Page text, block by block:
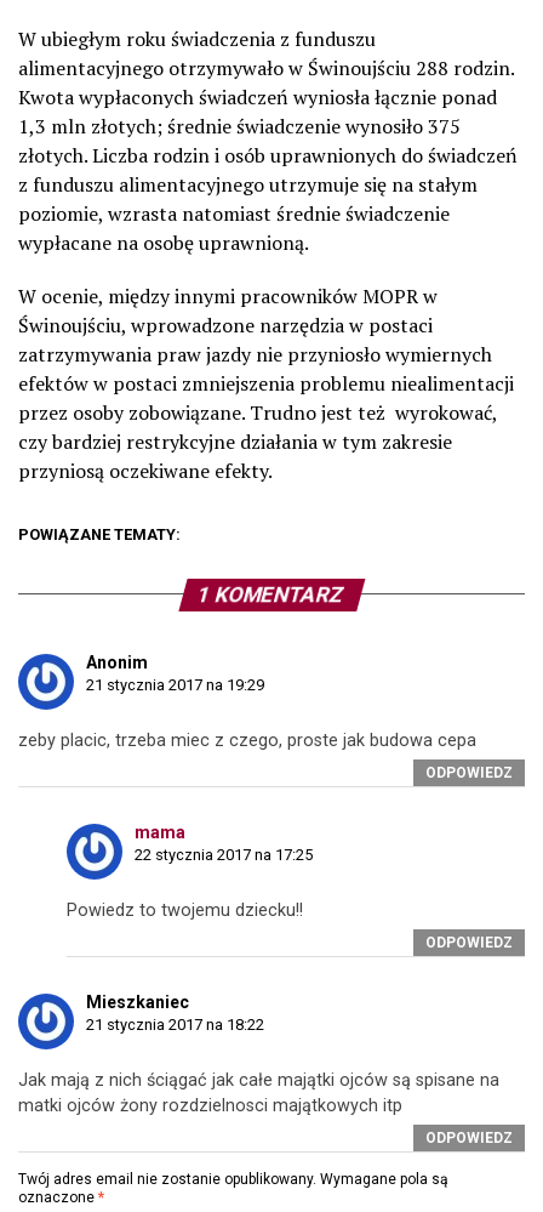
W ubiegłym roku świadczenia z funduszu
alimentacyjnego otrzymywało w Świnoujściu 288 rodzin.
Kwota wypłaconych świadczeń wyniosła łącznie ponad
1,3 mln złotych; średnie świadczenie wynosiło 375
złotych. Liczba rodzin i osób uprawnionych do świadczeń
z funduszu alimentacyjnego utrzymuje się na stałym
poziomie, wzrasta natomiast średnie świadczenie
wypłacane na osobę uprawnioną.
W ocenie, między innymi pracowników MOPR w
Świnoujściu, wprowadzone narzędzia w postaci
zatrzymywania praw jazdy nie przyniosło wymiernych
efektów w postaci zmniejszenia problemu niealimentacji
przez osoby zobowiązane. Trudno jest też wyrokować,
czy bardziej restrykcyjne działania w tym zakresie
przyniosą oczekiwane efekty.
POWIĄZANE TEMATY:
1 KOMENTARZ
Anonim
21 stycznia 2017 na 19:29
zeby placic, trzeba miec z czego, proste jak budowa cepa
ODPOWIEDZ
mama
22 stycznia 2017 na 17:25
Powiedz to twojemu dziecku!!
ODPOWIEDZ
Mieszkaniec
21 stycznia 2017 na 18:22
Jak mają z nich ściągać jak całe majątki ojców są spisane na
matki ojców żony rozdzielnosci majątkowych itp
ODPOWIEDZ
Twój adres email nie zostanie opublikowany. Wymagane pola są
oznaczone *